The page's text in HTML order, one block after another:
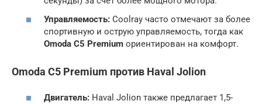
Управляемость: Coolray часто отмечают за более
спортивную и острую управляемость, тогда как
Omoda C5 Premium ориентирован на комфорт.
Omoda C5 Premium против Haval Jolion
Двигатель: Haval Jolion также предлагает 1,5-